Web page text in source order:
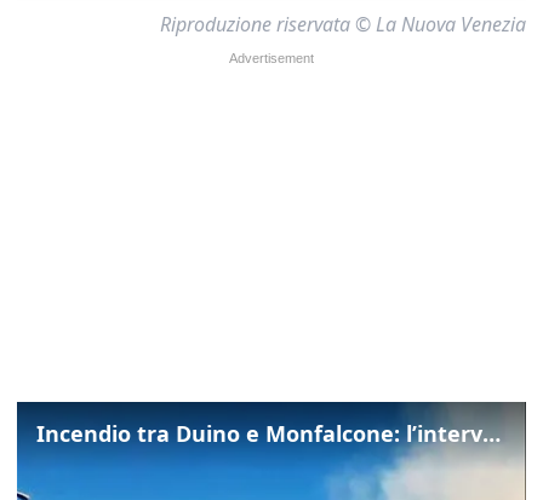
Riproduzione riservata © La Nuova Venezia
Incendio tra Duino e Monfalcone: l’intervento dei vigili del fuoco